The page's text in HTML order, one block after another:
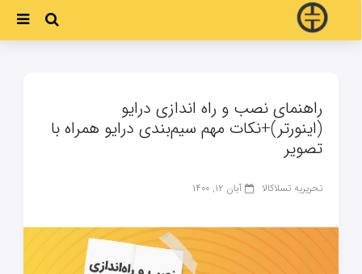
راهنمای نصب و راه اندازی درایو
(اینورتر)+نکات مهم سیم‌بندی درایو همراه با
تصویر
تحریریه تسلاکالا آبان ۱۲, ۱۴۰۰